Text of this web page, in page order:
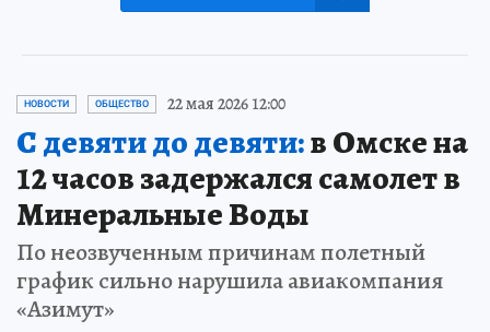
НОВОСТИ ОБЩЕСТВО 22 мая 2026 12:00
С девяти до девяти:в Омске на
12 часов задержался самолет в
Минеральные Воды
По неозвученным причинам полетный
график сильно нарушила авиакомпания
«Азимут»